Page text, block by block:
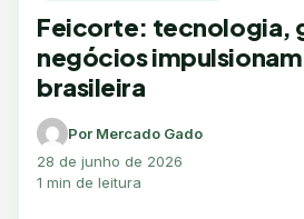
Feicorte: tecnologia,
negócios
brasileira
Por Mercado Gado
28 de junho de 2026
1 min de leitura